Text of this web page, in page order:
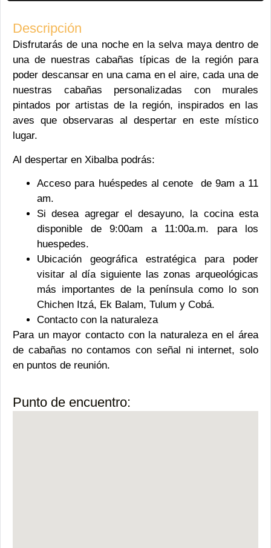
Descripción
Disfrutarás de una noche en la selva maya dentro de
una de nuestras cabañas típicas de la región para
poder descansar en una cama en el aire, cada una de
nuestras cabañas personalizadas con murales
pintados por artistas de la región, inspirados en las
aves que observaras al despertar en este místico
lugar.
Al despertar en Xibalba podrás:
Acceso para huéspedes al cenote de 9am a 11
am.
Si desea agregar el desayuno, la cocina esta
disponible de 9:00am a 11:00a.m. para los
huespedes.
Ubicación geográfica estratégica para poder
visitar al día siguiente las zonas arqueológicas
más importantes de la península como lo son
Chichen Itzá, Ek Balam, Tulum y Cobá.
Contacto con la naturaleza
Para un mayor contacto con la naturaleza en el área
de cabañas no contamos con señal ni internet, solo
en puntos de reunión.
Punto de encuentro: